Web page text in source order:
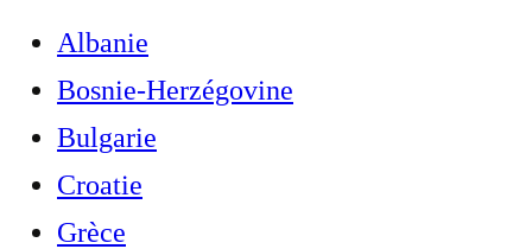
Albanie
Bosnie-Herzégovine
Bulgarie
Croatie
Grèce